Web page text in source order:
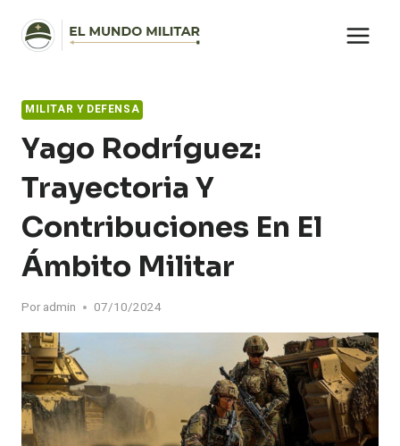
contenido
MILITAR Y DEFENSA
Yago Rodríguez:
Trayectoria Y
Contribuciones En El
Ámbito Militar
Por admin 07/10/2024